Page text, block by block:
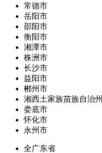
常德市
岳阳市
邵阳市
衡阳市
湘潭市
株洲市
长沙市
益阳市
郴州市
湘西土家族苗族自治州
娄底市
怀化市
永州市
全广东省